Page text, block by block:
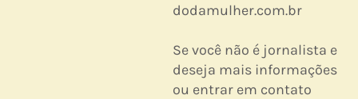
dodamulher.com.br
Se você não é jornalista e
deseja mais informações
ou entrar em contato